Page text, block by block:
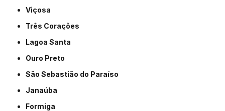
Viçosa
Três Corações
Lagoa Santa
Ouro Preto
São Sebastião do Paraíso
Janaúba
Formiga